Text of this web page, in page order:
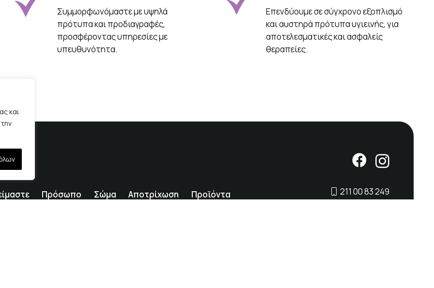
και
Συμμορφωνόμαστε με υψηλά
πρότυπα και προδιαγραφές,
προσφέροντας υπηρεσίες με
υπευθυνότητα.
Επενδύουμε σε σύγχρονο εξοπλισμό
και αυστηρά πρότυπα υγιεινής, για
αποτελεσματικές και ασφαλείς
θεραπείες.
Πρόσωπο Σώμα Αποτρίχωση Προϊόντα 211 00 83 249